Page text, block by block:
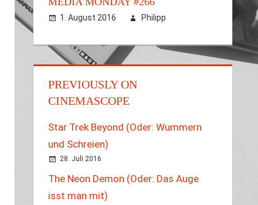
1. August 2016 Philipp
PREVIOUSLY ON
CINEMASCOPE
Star Trek Beyond (Oder: Wummern
und Schreien)
28. Juli 2016
The Neon Demon (Oder: Das Auge
isst man mit)